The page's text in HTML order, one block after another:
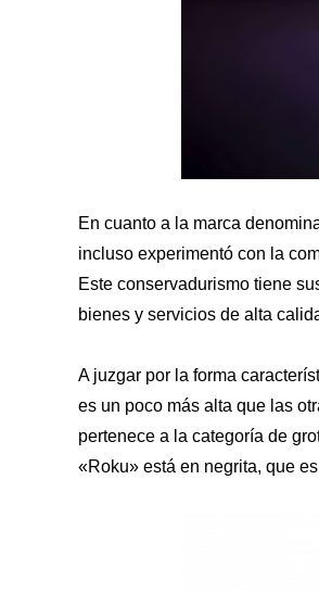
En cuanto a la marca
incluso experimentó con la
Este conservadurismo tiene
bienes y servicios de alta
A juzgar por la forma
es un poco más alta que las
pertenece a la categoría de
«Roku» está en negrita, que